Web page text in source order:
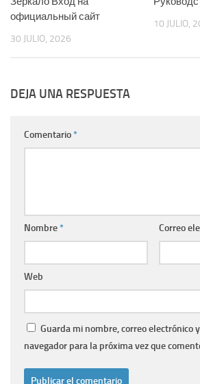
официальный сайт
30 JULIO, 2026
10 JULIO,
DEJA UNA RESPUESTA
Comentario*
Nombre* Correo
Web
Guarda mi nombre, correo electrónico
navegador para la próxima vez que